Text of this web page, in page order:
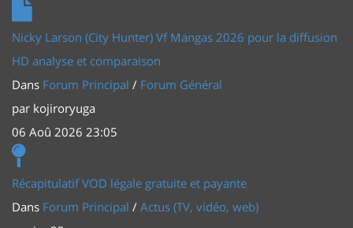
Nicky Larson (City Hunter) Vf Mangas 2026 pour la diffusion
HD analyse et comparaison
Dans Forum Principal / Forum Général
par kojiroryuga
06 Aoû 2026 23:05
Récapitulatif VOD légale gratuite et payante
Dans Forum Principal / Actus (TV, vidéo, web)